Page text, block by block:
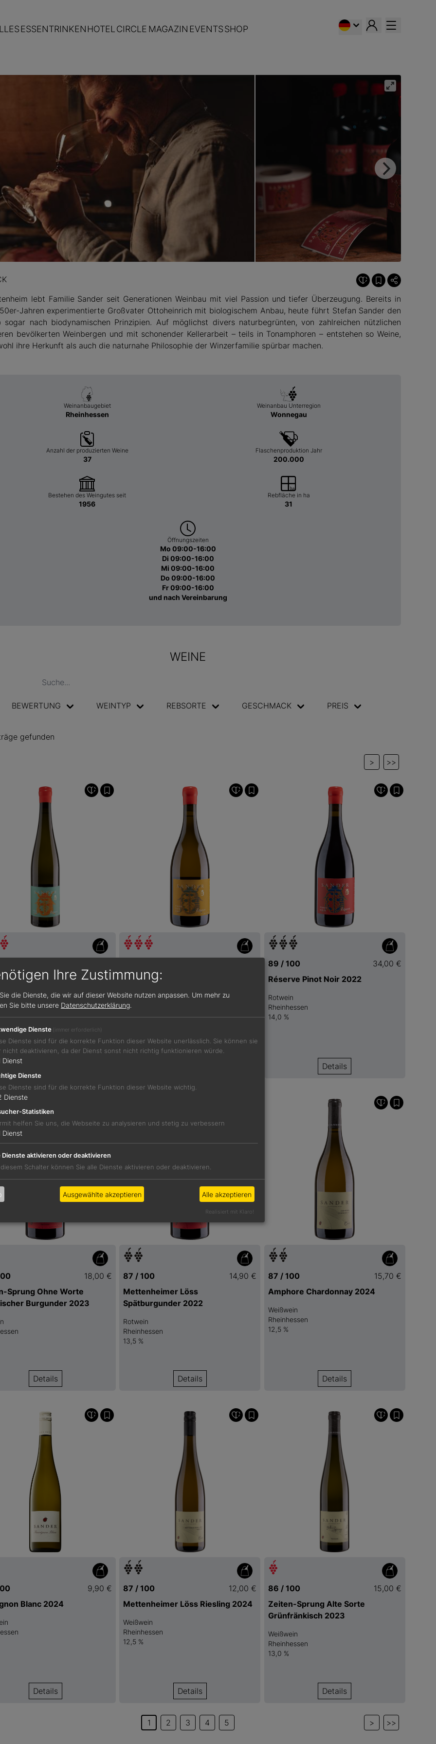
ESSENTRINKENHOTELCIRCLE MAGAZIN EVENTSSHOP
lebt Familie Sander seit Generationen Weinbau mit viel Passion und tiefer Überzeugung. Bereits in
Jahren experimentierte Großvater Ottoheinrich mit biologischem Anbau, heute führt Stefan Sander den
sogar nach biodynamischen Prinzipien. Auf möglichst divers naturbegrünten, von zahlreichen nützlichen
bevölkerten Weinbergen und mit schonender Kellerarbeit – teils in Tonamphoren – entstehen so Weine,
ihre Herkunft als auch die naturnahe Philosophie der Winzerfamilie spürbar machen.
Weinanbaugebiet
Rheinhessen
Weinanbau Unterregion
Wonnegau
Anzahl der produzierten Weine
37
Flaschenproduktion Jahr
200.000
Bestehen des Weingutes seit
1956
Rebfläche in ha
31
Öffnungszeiten
Mo 09:00-16:00
Di 09:00-16:00
Mi 09:00-16:00
Do 09:00-16:00
Fr 09:00-16:00
und nach Vereinbarung
WEINE
BEWERTUNG WEINTYP REBSORTE GESCHMACK PREIS
gefunden
> >>
Riesling 2022
Réserve Chardonnay 2023
Weißwein
Rheinhessen
13,0 %
89 / 100
34,00 €
Réserve Pinot Noir 2022
Rotwein
Rheinhessen
14,0 %
Details
18,00 €
Sprung Ohne Worte
Burgunder 2023
Details
87 / 100
14,90 €
Mettenheimer Löss
Spätburgunder 2022
Rotwein
Rheinhessen
13,5 %
Details
87 / 100
15,70 €
Amphore Chardonnay 2024
Weißwein
Rheinhessen
12,5 %
Details
9,90 €
Blanc 2024
Details
87 / 100
12,00 €
Mettenheimer Löss Riesling 2024
Weißwein
Rheinhessen
12,5 %
Details
86 / 100
15,00 €
Zeiten-Sprung Alte Sorte
Grünfränkisch 2023
Weißwein
Rheinhessen
13,0 %
Details
1 2 3 4 5 > >>
Ihre Zustimmung:
die Dienste, die wir auf dieser Website nutzen anpassen. Um mehr zu
Sie bitte unsere Datenschutzerklärung.
Dienste (immer erforderlich)
Dienste sind für die korrekte Funktion dieser Website unerlässlich. Sie können sie
nicht deaktivieren, da der Dienst sonst nicht richtig funktionieren würde.
Dienst
Dienste
Dienste sind für die korrekte Funktion dieser Website wichtig.
Dienste
Statistiken
helfen Sie uns, die Webseite zu analysieren und stetig zu verbessern
Dienst
Dienste aktivieren oder deaktivieren
Schalter können Sie alle Dienste aktivieren oder deaktivieren.
Ausgewählte akzeptieren Alle akzeptieren
Realisiert mit Klaro!